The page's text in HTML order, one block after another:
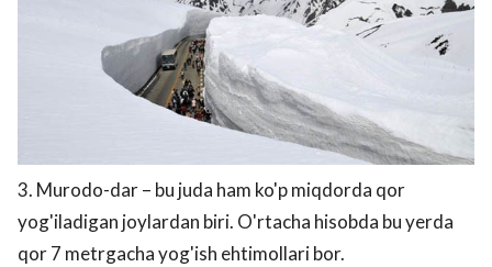
3. Murodo-dar – bu juda ham ko'p miqdorda qor
yog'iladigan joylardan biri. O'rtacha hisobda bu yerda
qor 7 metrgacha yog'ish ehtimollari bor.